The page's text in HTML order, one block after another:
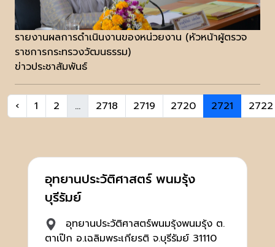
รายงานผลการดำเนินงานของหน่วยงาน (หัวหน้าผู้ตรวจ
ราชการกระทรวงวัฒนธรรม)
ข่าวประชาสัมพันธ์
‹ 1 2 ... 2718 2719 2720 2721 2722
อุทยานประวัติศาสตร์ พนมรุ้ง
บุรีรัมย์
อุทยานประวัติศาสตร์พนมรุ้งพนมรุ้ง ต.
ตาเป๊ก อ.เฉลิมพระเกียรติ จ.บุรีรัมย์ 31110